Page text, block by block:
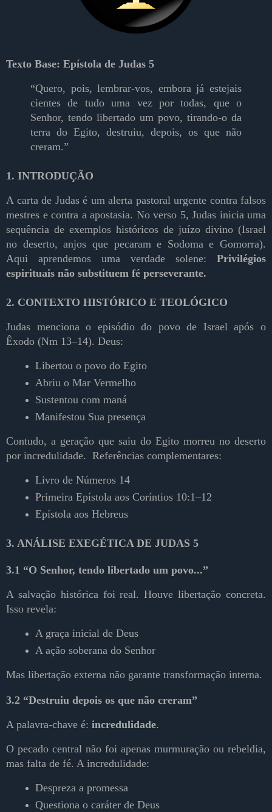
Texto Base: Epístola de Judas 5
“Quero, pois, lembrar-vos, embora já estejais
cientes de tudo uma vez por todas, que o
Senhor, tendo libertado um povo, tirando-o da
terra do Egito, destruiu, depois, os que não
creram.”
1. INTRODUÇÃO
A carta de Judas é um alerta pastoral urgente contra falsos
mestres e contra a apostasia. No verso 5, Judas inicia uma
sequência de exemplos históricos de juízo divino (Israel
no deserto, anjos que pecaram e Sodoma e Gomorra).
Aqui aprendemos uma verdade solene: Privilégios
espirituais não substituem fé perseverante.
2. CONTEXTO HISTÓRICO E TEOLÓGICO
Judas menciona o episódio do povo de Israel após o
Êxodo (Nm 13–14). Deus:
Libertou o povo do Egito
Abriu o Mar Vermelho
Sustentou com maná
Manifestou Sua presença
Contudo, a geração que saiu do Egito morreu no deserto
por incredulidade. Referências complementares:
Livro de Números 14
Primeira Epístola aos Coríntios 10:1–12
Epístola aos Hebreus
3. ANÁLISE EXEGÉTICA DE JUDAS 5
3.1 “O Senhor, tendo libertado um povo...”
A salvação histórica foi real. Houve libertação concreta.
Isso revela:
A graça inicial de Deus
A ação soberana do Senhor
Mas libertação externa não garante transformação interna.
3.2 “Destruiu depois os que não creram”
A palavra-chave é: incredulidade.
O pecado central não foi apenas murmuração ou rebeldia,
mas falta de fé. A incredulidade:
Despreza a promessa
Questiona o caráter de Deus